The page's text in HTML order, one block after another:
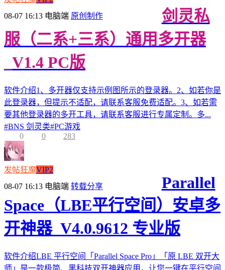
08-07 16:13 电脑端 原创制作
剑灵私
服（二系+三系）通用多开器
_V1.4 PC版
软件介绍1、多开器仅支持示例图所示的登录器。2、如若你是
此登录器，但提示不适配，请联系客服免费适配。3、如若需
要其他登录器的多开工具，请联系客服进行专属定制。多...
#BNS 剑灵类#PC游戏
0
0 283
发帖狂魔VIP2
08-07 16:13 电脑端 转载分享
Parallel
Space（LBE平行空间）安卓多
开神器_V4.0.9612 专业版
软件介绍LBE 平行空间「Parallel Space Pro」「原 LBE 双开大
师」是一款极简、黑科技双开神器应用，让您一键在平行空间